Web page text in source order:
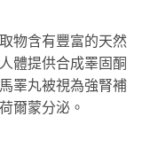
物含有豐富的天然
體提供合成睪固酮
睪丸被視為強腎補
爾蒙分泌。